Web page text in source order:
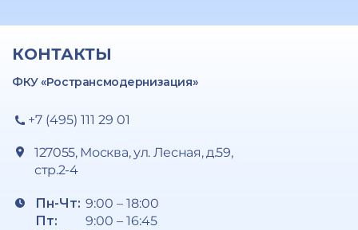
КОНТАКТЫ
ФКУ «Ространсмодернизация»
+7 (495) 111 29 01
127055, Москва, ул. Лесная, д.59,
стр.2-4
Пн-Чт:
Пт:
9:00 – 18:00
9:00 – 16:45